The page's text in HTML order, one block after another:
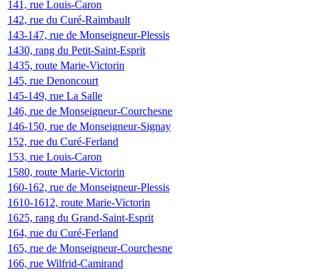
141, rue Louis-Caron
142, rue du Curé-Raimbault
143-147, rue de Monseigneur-Plessis
1430, rang du Petit-Saint-Esprit
1435, route Marie-Victorin
145, rue Denoncourt
145-149, rue La Salle
146, rue de Monseigneur-Courchesne
146-150, rue de Monseigneur-Signay
152, rue du Curé-Ferland
153, rue Louis-Caron
1580, route Marie-Victorin
160-162, rue de Monseigneur-Plessis
1610-1612, route Marie-Victorin
1625, rang du Grand-Saint-Esprit
164, rue du Curé-Ferland
165, rue de Monseigneur-Courchesne
166, rue Wilfrid-Camirand